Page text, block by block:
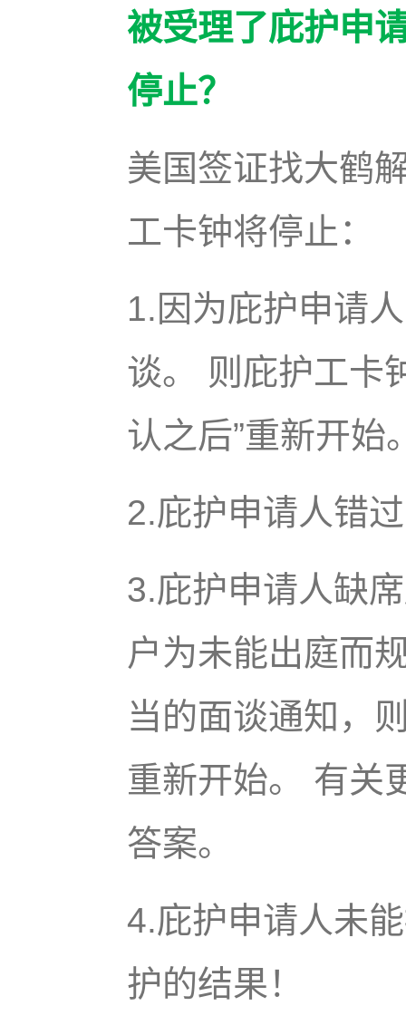
被受理了庇护申
停止？
美国签证找大鹤
工卡钟将停止：
1.因为庇护申请
谈。 则庇护工卡
认之后”重新开始
2.庇护申请人错
3.庇护申请人缺
户为未能出庭而
当的面谈通知，
重新开始。 有关
答案。
4.庇护申请人未
护的结果！